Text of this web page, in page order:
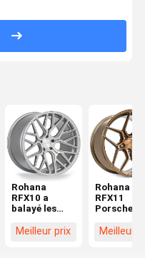
Rohana
RFX10 a
balayé les
titaniques
Meilleur prix
Rohana
RFX11
Porsche a
roues
Meilleur